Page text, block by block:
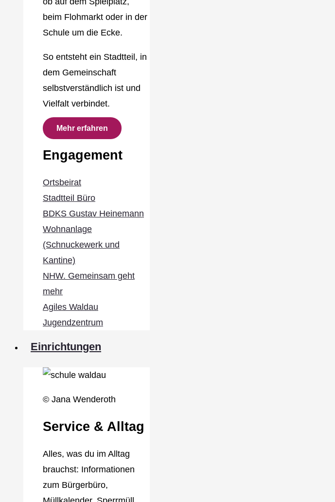
beim Flohmarkt oder in der
Schule um die Ecke.
So entsteht ein Stadtteil, in
dem Gemeinschaft
selbstverständlich ist und
Vielfalt verbindet.
Mehr erfahren
Engagement
Ortsbeirat
Stadtteil Büro
BDKS Gustav Heinemann
Wohnanlage
(Schnuckewerk und
Kantine)
NHW. Gemeinsam geht
mehr
Agiles Waldau
Jugendzentrum
Einrichtungen
© Jana Wenderoth
Service & Alltag
Alles, was du im Alltag
brauchst: Informationen
zum Bürgerbüro,